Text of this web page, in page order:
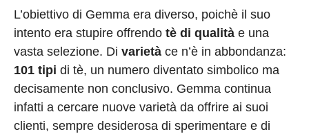
L’obiettivo di Gemma era diverso, poichè il suo
intento era stupire offrendo tè di qualità e una
vasta selezione. Di varietà ce n’è in abbondanza:
101 tipi di tè, un numero diventato simbolico ma
decisamente non conclusivo. Gemma continua
infatti a cercare nuove varietà da offrire ai suoi
clienti, sempre desiderosa di sperimentare e di